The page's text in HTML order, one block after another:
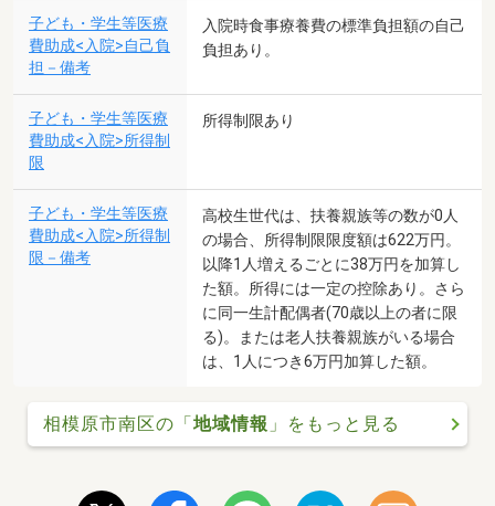
子ども・学生等医療
費助成<入院>自己負
担－備考
入院時食事療養費の標準負担額の自己
負担あり。
子ども・学生等医療
費助成<入院>所得制
限
所得制限あり
子ども・学生等医療
費助成<入院>所得制
限－備考
高校生世代は、扶養親族等の数が0人
の場合、所得制限限度額は622万円。
以降1人増えるごとに38万円を加算し
た額。所得には一定の控除あり。さら
に同一生計配偶者(70歳以上の者に限
る)。または老人扶養親族がいる場合
は、1人につき6万円加算した額。
相模原市南区の「地域情報 」をもっと見る